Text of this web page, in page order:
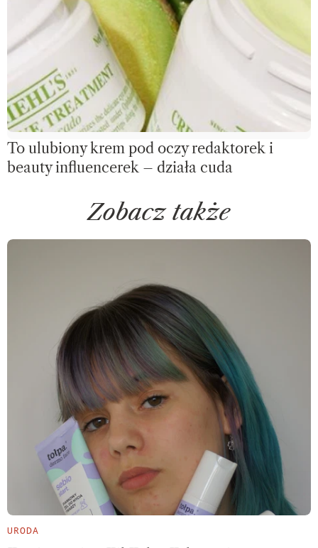
To ulubiony krem pod oczy redaktorek i
beauty influencerek – działa cuda
Zobacz także
URODA